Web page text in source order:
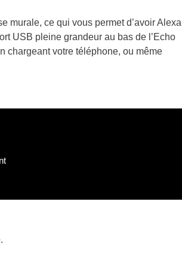
murale, ce qui vous permet d’avoir Alexa
USB pleine grandeur au bas de l’Echo
chargeant votre téléphone, ou même